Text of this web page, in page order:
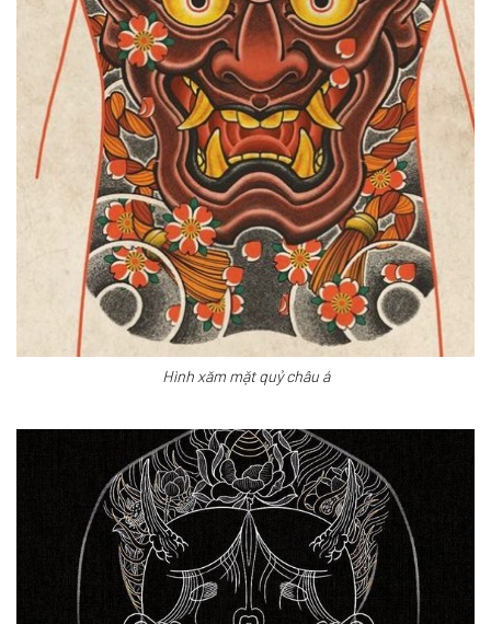
Hình xăm mặt quỷ châu á